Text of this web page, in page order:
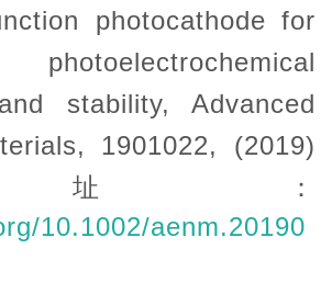
photocathode for
stability, Advanced
1901022, (2019)
：
10.1002/aenm.20190